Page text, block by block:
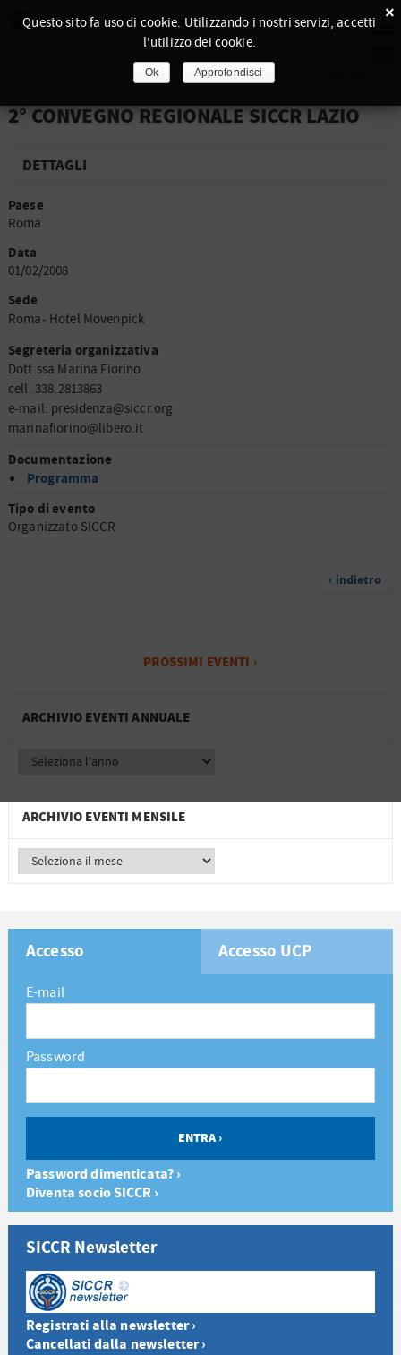
2° CONVEGNO REGIONALE SICCR LAZIO
DETTAGLI
Paese
Roma
Data
01/02/2008
Sede
Roma- Hotel Movenpick
Segreteria organizzativa
Dott.ssa Marina Fiorino
cell. 338.2813863
e-mail: presidenza@siccr.org
marinafiorino@libero.it
Documentazione
Programma
Tipo di evento
Organizzato SICCR
‹ indietro
PROSSIMI EVENTI ›
ARCHIVIO EVENTI ANNUALE
ARCHIVIO EVENTI MENSILE
Accesso Accesso UCP
E-mail
Password
Password dimenticata? ›
Diventa socio SICCR ›
SICCR Newsletter
Registrati alla newsletter ›
Cancellati dalla newsletter ›
×
Questo sito fa uso di cookie. Utilizzando i nostri servizi, accetti
l'utilizzo dei cookie.
Ok Approfondisci